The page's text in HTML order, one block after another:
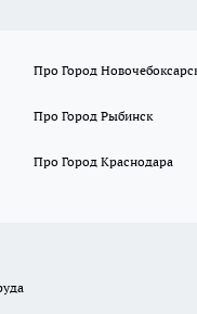
Про Город
Про Город Рыбинск
Про Город Краснодара